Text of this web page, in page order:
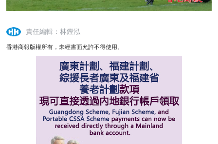
責任編輯：林鏗泓
香港商報版權所有，未經書面允許不得使用。